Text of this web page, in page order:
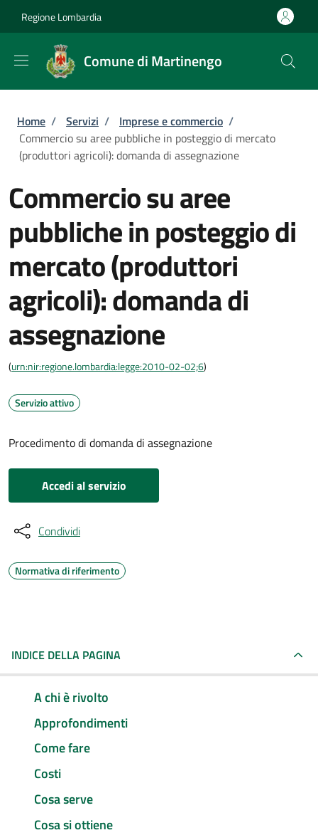
Regione Lombardia
Comune di Martinengo
Briciole di pane
Home / Servizi / Imprese e commercio /
Commercio su aree pubbliche in posteggio di mercato
(produttori agricoli): domanda di assegnazione
Commercio su aree
pubbliche in posteggio di
mercato (produttori
agricoli): domanda di
assegnazione
(urn:nir:regione.lombardia:legge:2010-02-02;6)
Servizio attivo
Procedimento di domanda di assegnazione
Accedi al servizio
Condividi
Normativa di riferimento
INDICE DELLA PAGINA
A chi è rivolto
Approfondimenti
Come fare
Costi
Cosa serve
Cosa si ottiene